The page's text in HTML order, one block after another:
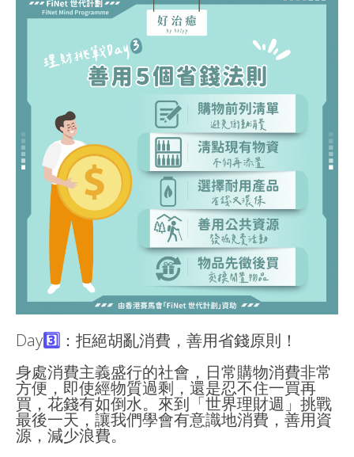
Day3️ ：拒絕胡亂消費，善用省錢原則！
身處消費主義盛行的社會，日常購物消費非常
方便，即使經物質過剩，還是忍不住一買再
買，花錢有如倒水。來到「世界理財週」挑戰
最後一天，讓我們學會有意識地消費，善用資
源，減少浪費。